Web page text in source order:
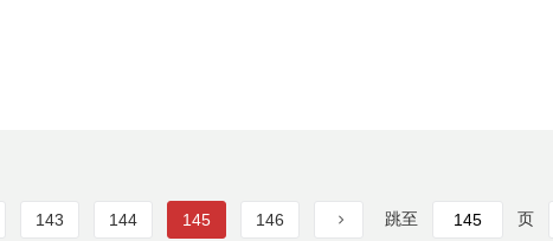
143 144 145 146 跳至 页